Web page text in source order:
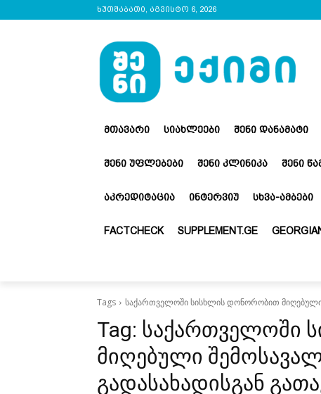
ხუთშაბათი, აგვისტო 6, 2026
ᲛᲗᲐᲕᲐᲠᲘ ᲡᲘᲐᲮᲚᲔᲔᲑᲘ ᲨᲔᲜᲘ ᲓᲐᲜᲐᲛᲐᲢᲘ
ᲨᲔᲜᲘ ᲣᲤᲚᲔᲑᲔᲑᲘ ᲨᲔᲜᲘ ᲙᲚᲘᲜᲘᲙᲐ ᲨᲔᲜᲘ
ᲐᲙᲠᲔᲓᲘᲢᲐᲪᲘᲐ ᲘᲜᲢᲔᲠᲕᲘᲣ ᲡᲮᲕᲐ-ᲐᲛᲑᲔᲑᲘ
FACTCHECK SUPPLEMENT.GE
Tags საქართველოში სისხლის დონორობით
Tag: საქართველოში
მიღებული
გადასახადისგან